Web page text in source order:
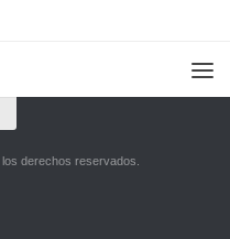
derechos reservados.